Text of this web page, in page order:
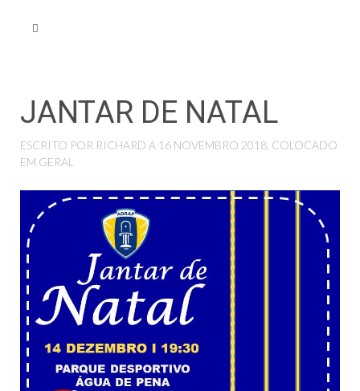
JANTAR DE NATAL
ESCRITO POR RICHARD A 16 NOVEMBRO 2018 . COLOCADO
EM GERAL